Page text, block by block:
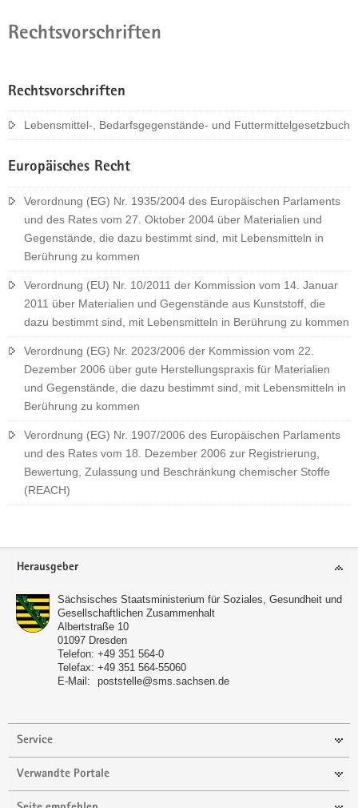
Rechtsvorschriften
Rechtsvorschriften
Lebensmittel-, Bedarfsgegenstände- und Futtermittelgesetzbuch
Europäisches Recht
Verordnung (EG) Nr. 1935/2004 des Europäischen Parlaments
und des Rates vom 27. Oktober 2004 über Materialien und
Gegenstände, die dazu bestimmt sind, mit Lebensmitteln in
Berührung zu kommen
Verordnung (EU) Nr. 10/2011 der Kommission vom 14. Januar
2011 über Materialien und Gegenstände aus Kunststoff, die
dazu bestimmt sind, mit Lebensmitteln in Berührung zu kommen
Verordnung (EG) Nr. 2023/2006 der Kommission vom 22.
Dezember 2006 über gute Herstellungspraxis für Materialien
und Gegenstände, die dazu bestimmt sind, mit Lebensmitteln in
Berührung zu kommen
Verordnung (EG) Nr. 1907/2006 des Europäischen Parlaments
und des Rates vom 18. Dezember 2006 zur Registrierung,
Bewertung, Zulassung und Beschränkung chemischer Stoffe
(REACH)
Footer-
Herausgeber
Sächsisches Staatsministerium für Soziales, Gesundheit und
Gesellschaftlichen Zusammenhalt
Albertstraße 10
01097 Dresden
Telefon: +49 351 564-0
Telefax: +49 351 564-55060
E-Mail:
poststelle@sms.sachsen.de
Service
Verwandte Portale